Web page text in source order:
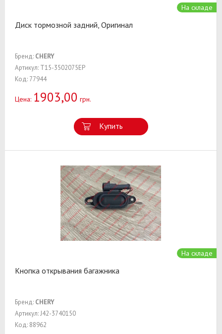
На складе
Диск тормозной задний, Оригинал
Бренд: CHERY
Артикул: T15-3502075EP
Код: 77944
Цена: 1903,00 грн.
Купить
На складе
Кнопка открывания багажника
Бренд: CHERY
Артикул: J42-3740150
Код: 88962